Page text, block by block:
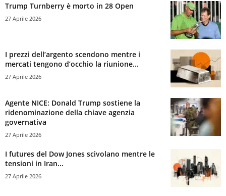
Trump Turnberry è morto in 28 Open
27 Aprile 2026
I prezzi dell’argento scendono mentre i
mercati tengono d’occhio la riunione...
27 Aprile 2026
Agente NICE: Donald Trump sostiene la
ridenominazione della chiave agenzia
governativa
27 Aprile 2026
I futures del Dow Jones scivolano mentre le
tensioni in Iran...
27 Aprile 2026